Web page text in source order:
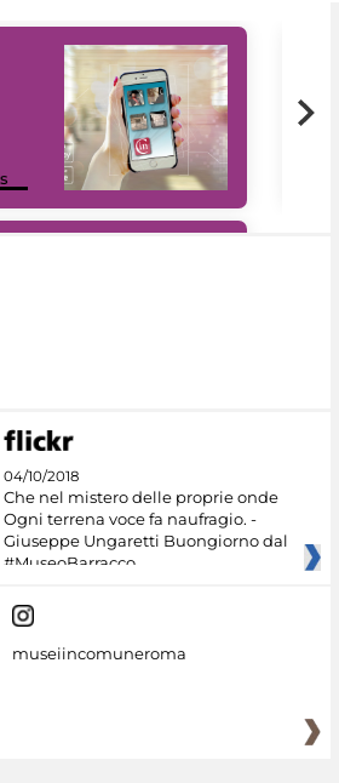
04/10/2018
Che nel mistero delle proprie onde
Ogni terrena voce fa naufragio. -
Giuseppe Ungaretti Buongiorno dal
#MuseoBarracco
museiincomuneroma